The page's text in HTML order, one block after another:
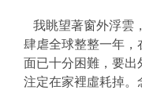
我眺望著窗外浮雲
肆虐全球整整一年，
面已十分困難，要出
注定在家裡虛耗掉。